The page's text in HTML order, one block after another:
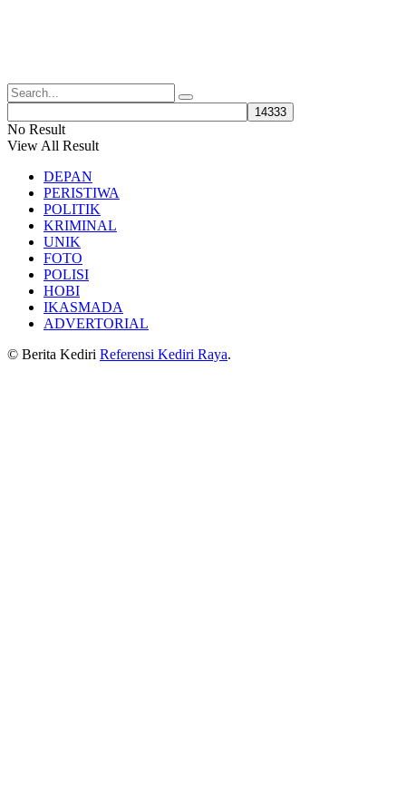
No Result
View All Result
DEPAN
PERISTIWA
POLITIK
KRIMINAL
UNIK
FOTO
POLISI
HOBI
IKASMADA
ADVERTORIAL
© Berita Kediri Referensi Kediri Raya.